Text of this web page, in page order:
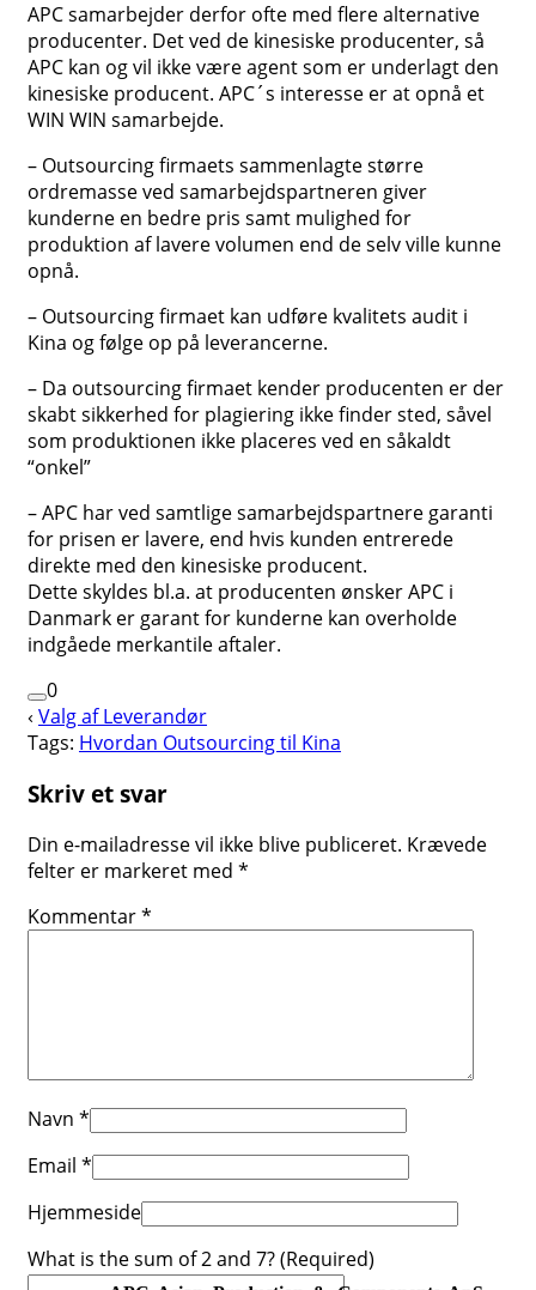
APC samarbejder derfor ofte med flere alternative
producenter. Det ved de kinesiske producenter, så
APC kan og vil ikke være agent som er underlagt den
kinesiske producent. APC´s interesse er at opnå et
WIN WIN samarbejde.
– Outsourcing firmaets sammenlagte større
ordremasse ved samarbejdspartneren giver
kunderne en bedre pris samt mulighed for
produktion af lavere volumen end de selv ville kunne
opnå.
– Outsourcing firmaet kan udføre kvalitets audit i
Kina og følge op på leverancerne.
– Da outsourcing firmaet kender producenten er der
skabt sikkerhed for plagiering ikke finder sted, såvel
som produktionen ikke placeres ved en såkaldt
“onkel”
– APC har ved samtlige samarbejdspartnere garanti
for prisen er lavere, end hvis kunden entrerede
direkte med den kinesiske producent.
Dette skyldes bl.a. at producenten ønsker APC i
Danmark er garant for kunderne kan overholde
indgåede merkantile aftaler.
0
‹ Valg af Leverandør
Tags: Hvordan Outsourcing til Kina
Skriv et svar
Din e-mailadresse vil ikke blive publiceret. Krævede
felter er markeret med *
Kommentar*
Navn *
Email *
Hjemmeside
What is the sum of 2 and 7? (Required)